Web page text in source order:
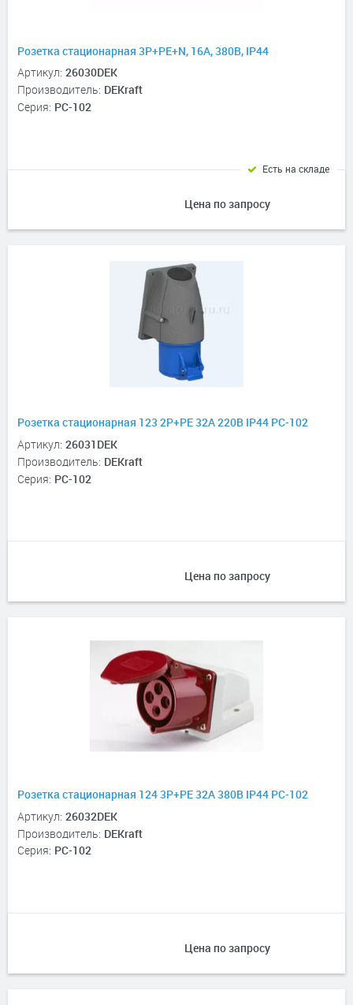
Розетка стационарная 3Р+РЕ+N, 16А, 380В, IP44
Артикул: 26030DEK
Производитель: DEKraft
Серия: РС-102
Цена по запросу
Есть на складе
Розетка стационарная 123 2Р+РЕ 32А 220В IP44 РС-102
Артикул: 26031DEK
Производитель: DEKraft
Серия: РС-102
Цена по запросу
Розетка стационарная 124 3Р+РЕ 32А 380В IP44 РС-102
Артикул: 26032DEK
Производитель: DEKraft
Серия: РС-102
Цена по запросу